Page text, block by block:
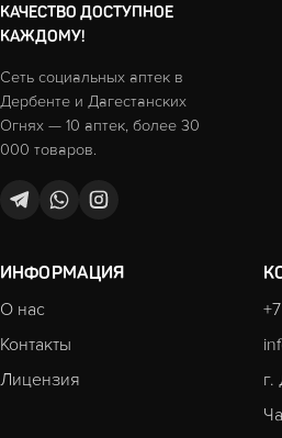
КАЧЕСТВО ДОСТУПНОЕ
КАЖДОМУ!
Сеть социальных аптек в
Дербенте и Дагестанских
Огнях — 10 аптек, более 30
000 товаров.
ИНФОРМАЦИЯ
О нас
Контакты
Лицензия
г.